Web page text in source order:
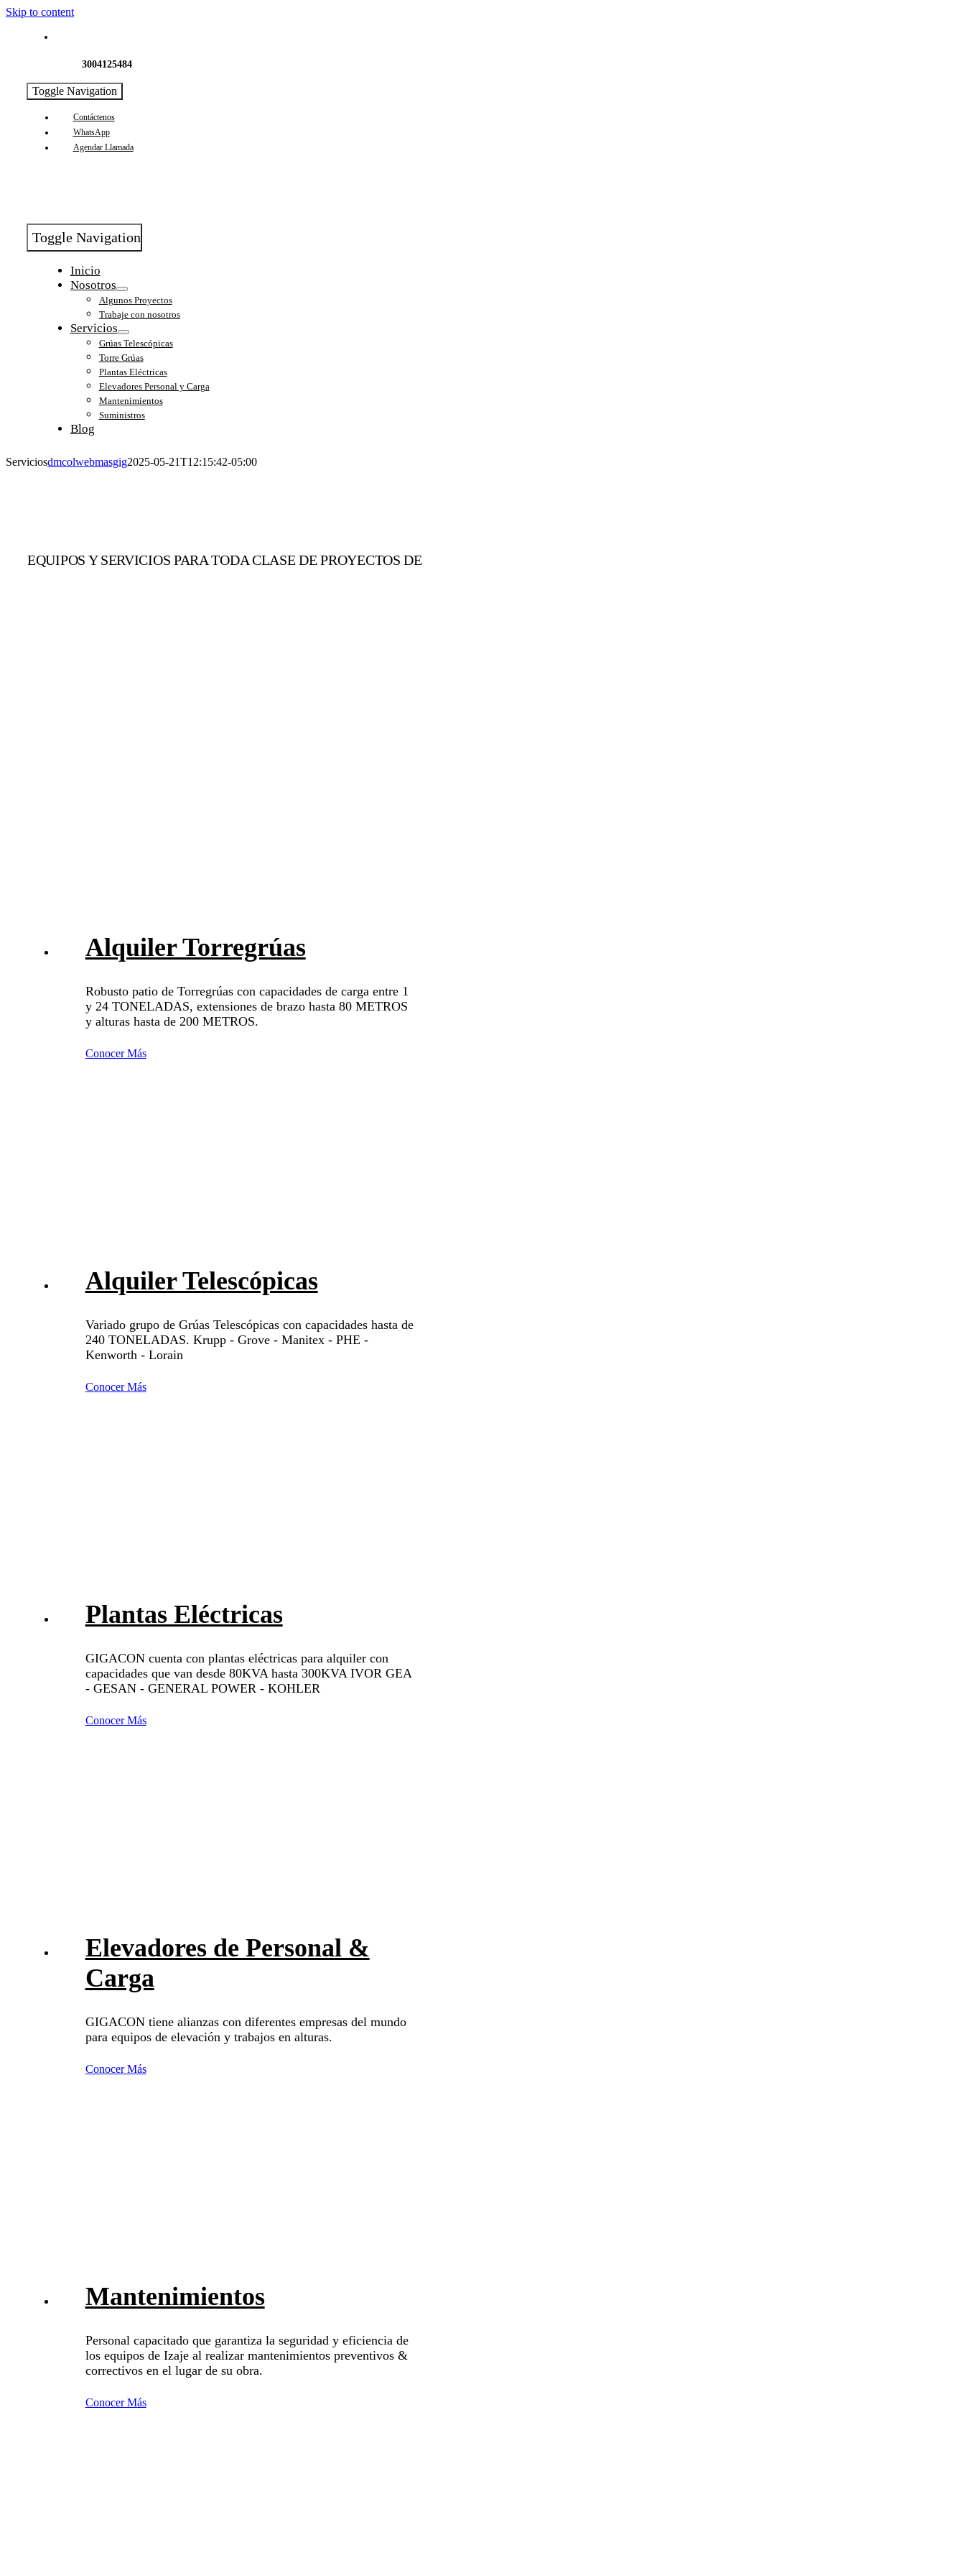
Skip to content
3004125484
Toggle Navigation
Contáctenos
WhatsApp
Agendar Llamada
Toggle Navigation
Inicio
Nosotros
Algunos Proyectos
Trabaje con nosotros
Servicios
Grúas Telescópicas
Torre Grúas
Plantas Eléctricas
Elevadores Personal y Carga
Mantenimientos
Suministros
Blog
Serviciosdmcolwebmasgig2025-05-21T12:15:42-05:00
EQUIPOS Y SERVICIOS PARA TODA CLASE DE PROYECTOS DE
Alquiler Torregrúas
Robusto patio de Torregrúas con capacidades de carga entre 1
y 24 TONELADAS, extensiones de brazo hasta 80 METROS
y alturas hasta de 200 METROS.
Conocer Más
Alquiler Telescópicas
Variado grupo de Grúas Telescópicas con capacidades hasta de
240 TONELADAS. Krupp - Grove - Manitex - PHE -
Kenworth - Lorain
Conocer Más
Plantas Eléctricas
GIGACON cuenta con plantas eléctricas para alquiler con
capacidades que van desde 80KVA hasta 300KVA IVOR GEA
- GESAN - GENERAL POWER - KOHLER
Conocer Más
Elevadores de Personal &
Carga
GIGACON tiene alianzas con diferentes empresas del mundo
para equipos de elevación y trabajos en alturas.
Conocer Más
Mantenimientos
Personal capacitado que garantiza la seguridad y eficiencia de
los equipos de Izaje al realizar mantenimientos preventivos &
correctivos en el lugar de su obra.
Conocer Más